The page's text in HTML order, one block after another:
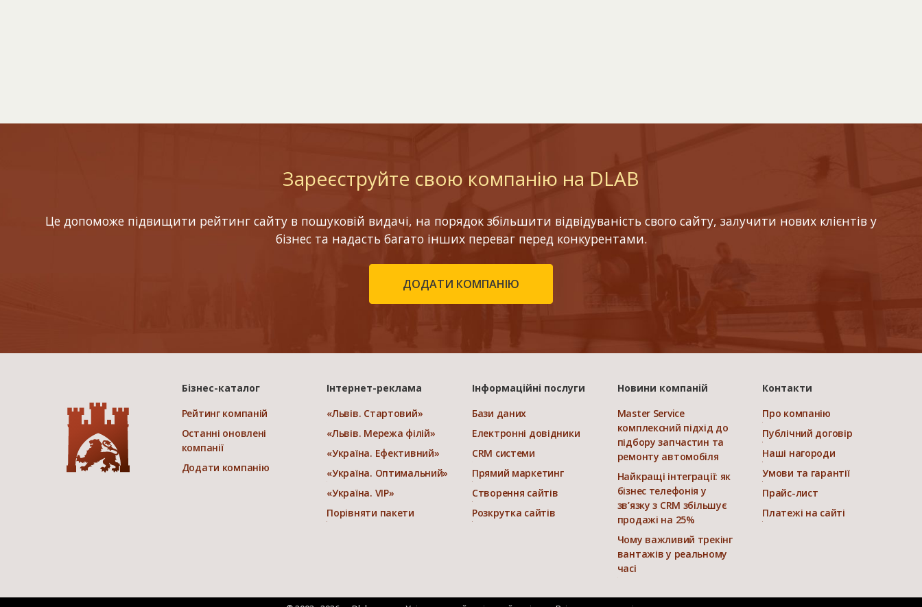
Зареєструйте свою компанію на DLAB
Це допоможе підвищити рейтинг сайту в пошуковій видачі, на порядок збільшити відвідуваність свого сайту, залучити нових клієнтів у
бізнес та надасть багато інших переваг перед конкурентами.
ДОДАТИ КОМПАНІЮ
Бізнес-каталог
Рейтинг компаній
Останні оновлені
компанії
Додати компанію
Інтернет-реклама
«Львів. Стартовий»
«Львів. Мережа філій»
«Україна. Ефективний»
«Україна. Оптимальний»
«Україна. VIP»
Порівняти пакети
Інформаційні послуги
Бази даних
Електронні довідники
CRM системи
Прямий маркетинг
Створення сайтів
Розкрутка сайтів
Новини компаній
Master Service
комплексний підхід до
підбору запчастин та
ремонту автомобіля
Найкращі інтеграції: як
бізнес телефонія у
зв’язку з CRM збільшує
продажі на 25%
Чому важливий трекінг
вантажів у реальному
часі
Контакти
Про компанію
Публічний договір
Наші нагороди
Умови та гарантії
Прайс-лист
Платежі на сайті